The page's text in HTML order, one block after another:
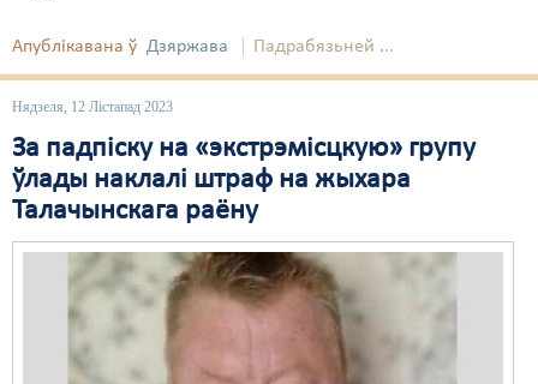
Апублікавана ў Дзяржава Падрабязьней ...
Нядзеля, 12 Лістапад 2023
За падпіску на «экстрэмісцкую» групу
ўлады наклалі штраф на жыхара
Талачынскага раёну